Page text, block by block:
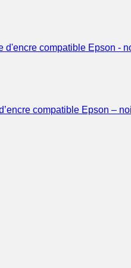
compatible Epson –